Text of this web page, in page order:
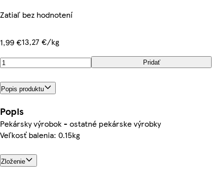
Zatiaľ bez hodnotení
1,99 €13,27 €/kg
Pridať
Popis produktu
Popis
Pekársky výrobok - ostatné pekárske výrobky
Veľkosť balenia: 0.15kg
Zloženie